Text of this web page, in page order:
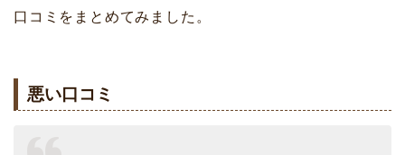
口コミをまとめてみました。
悪い口コミ